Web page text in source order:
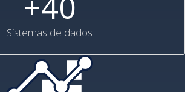
Sistemas de dados